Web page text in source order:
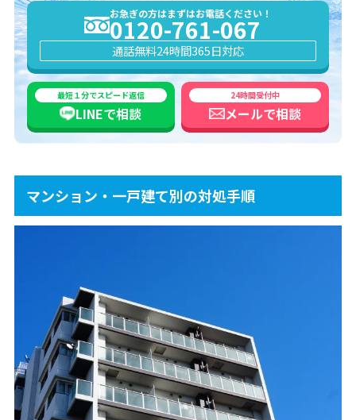
お急ぎの方はまずはお電話ください！
0120-761-067
通話無料24時間365日対応
最短１分でスピード返信
LINEで相談
24時間受付中
メールで相談
マンション・一戸建て別の対処手順